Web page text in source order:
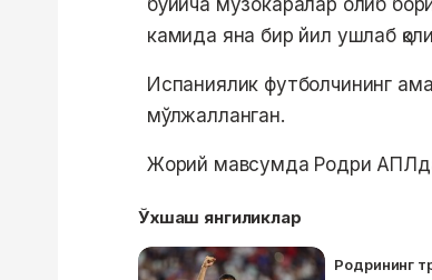
камида яна бир йил ушлаб
Испаниялик футболчининг
мўлжалланган.
Жорий мавсумда Родри
Ўхшаш янгиликлар
Родрининг